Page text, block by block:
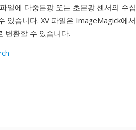
일에 다중분광 또는 초분광 센서의 수
있습니다. XV 파일은 ImageMagick에
변환할 수 있습니다.